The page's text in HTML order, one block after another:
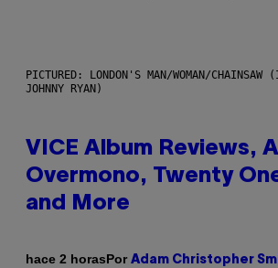
PICTURED: LONDON'S MAN/WOMAN/CHAINSAW
JOHNNY RYAN)
VICE Album Reviews,
Overmono, Twenty
and More
hace 2 horasPor Adam Christopher